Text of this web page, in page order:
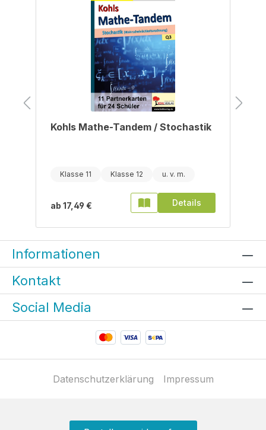
Kohls Mathe-Tandem / Stochastik
Klasse 11 Klasse 12
ab 17,49 € Details
Informationen
Kontakt
Social Media
Datenschutzerklärung Impressum